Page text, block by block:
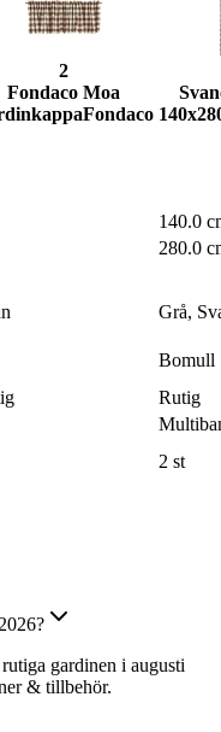
2
Fondaco Moa
Fondaco
140.0
280.0
Grå,
Bomull
Rutig
2 st
gardinen i augusti
& tillbehör.